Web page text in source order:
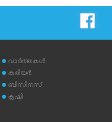
വാര്‍ത്തകള്‍
കരിയര്‍
ബിസിനസ്
കൃഷി